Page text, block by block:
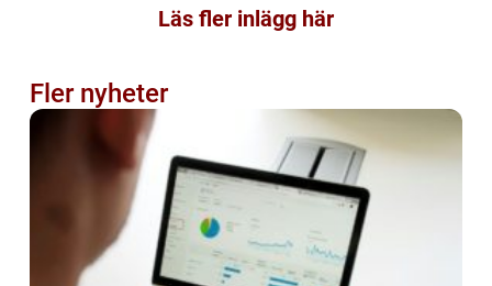
Läs fler inlägg här
Fler nyheter